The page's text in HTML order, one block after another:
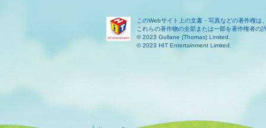
このWebサイト上の文書・写真などの著作権は
これらの著作物の全部または一部を著作権者の
© 2023 Gullane (Thomas) Limited.
© 2023 HIT Entertainment Limited.